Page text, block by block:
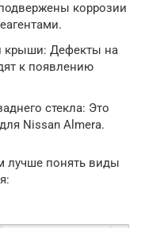
коррозии
крыши: Дефекты на
к появлению
стекла: Это
Nissan Almera.
лучше понять виды